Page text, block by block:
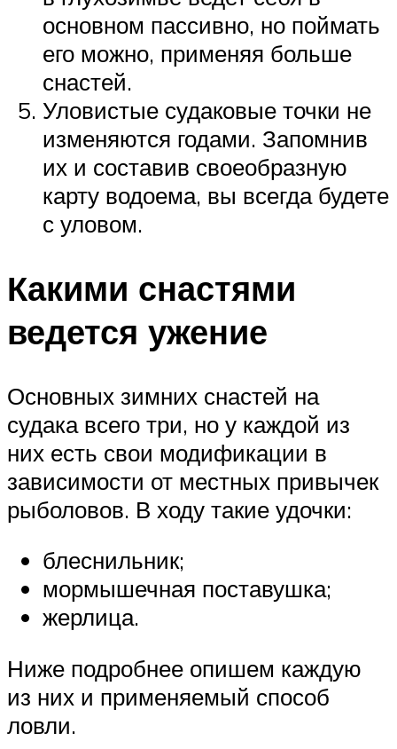
основном пассивно, но поймать
его можно, применяя больше
снастей.
Уловистые судаковые точки не
изменяются годами. Запомнив
их и составив своеобразную
карту водоема, вы всегда будете
с уловом.
Какими снастями
ведется ужение
Основных зимних снастей на
судака всего три, но у каждой из
них есть свои модификации в
зависимости от местных привычек
рыболовов. В ходу такие удочки:
блеснильник;
мормышечная поставушка;
жерлица.
Ниже подробнее опишем каждую
из них и применяемый способ
ловли.